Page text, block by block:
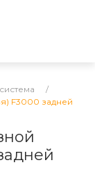
/
F3000 задней